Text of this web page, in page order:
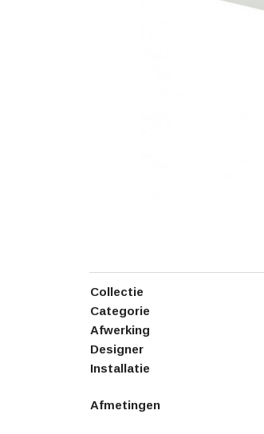
Collectie
Categorie
Afwerking
Designer
Installatie
Afmetingen